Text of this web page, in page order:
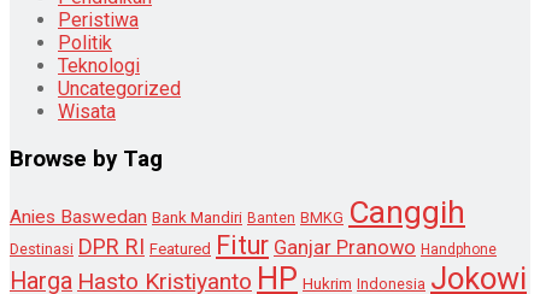
Peristiwa
Politik
Teknologi
Uncategorized
Wisata
Browse by Tag
Anies Baswedan Bank Mandiri Banten BMKG Canggih
Destinasi DPR RI Featured Fitur Ganjar Pranowo Handphone
Harga Hasto Kristiyanto HP Hukrim Indonesia Jokowi